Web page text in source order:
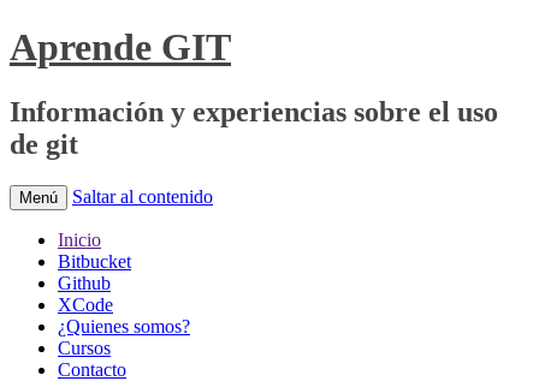
Aprende GIT
Información y experiencias sobre el uso
de git
Menú Saltar al contenido
Inicio
Bitbucket
Github
XCode
¿Quienes somos?
Cursos
Contacto